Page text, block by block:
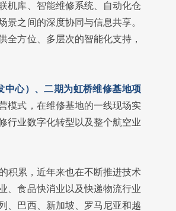
机库、智能维修系统、自动化仓
之间的深度协同与信息共享。
全方位、多层次的智能化支持，
中心）、二期为虹桥维修基地项
模式，在维修基地的一线现场实
行业数字化转型以及整个航空业
积累，近年来也在不断推进技术
、食品快消业以及快递物流行业
、巴西、新加坡、罗马尼亚和越